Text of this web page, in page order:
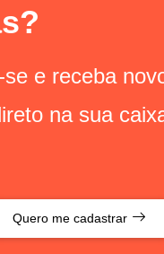
e receba
na sua
Quero me cadastrar